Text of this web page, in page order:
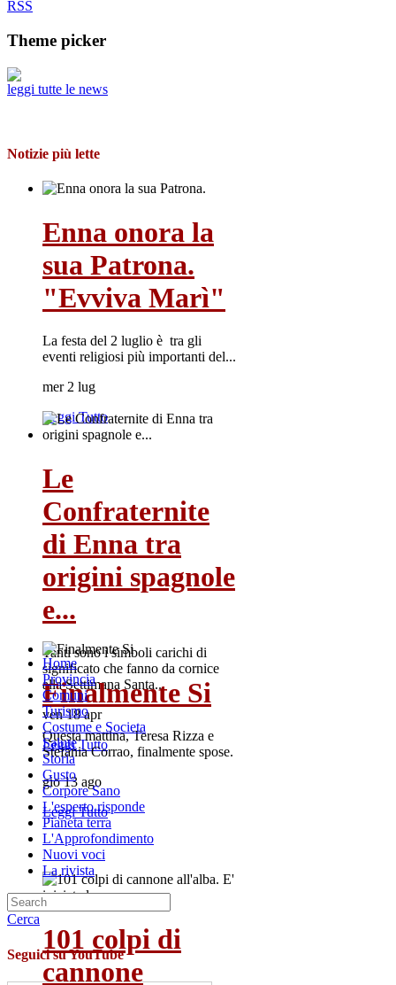
RSS
Theme picker
leggi tutte le news
Notizie più lette
Enna onora la
sua Patrona.
"Evviva Marì"
La festa del 2 luglio è tra gli
eventi religiosi più importanti del...
mer 2 lug
Leggi Tutto
Le
Confraternite
di Enna tra
origini spagnole
e...
Tanti sono i simboli carichi di
significato che fanno da cornice
alla Settimana Santa...
ven 18 apr
Leggi Tutto
Finalmente Si
Questa mattina, Teresa Rizza e
Stefania Corrao, finalmente spose.
gio 13 ago
Leggi Tutto
101 colpi di
cannone
Home
Provincia
Comuni
Turismo
Costume e Societa
Salute
Storia
Gusto
Corpore Sano
L'esperto risponde
Pianeta terra
L'Approfondimento
Nuovi voci
La rivista
Cerca
Seguici su YouTube